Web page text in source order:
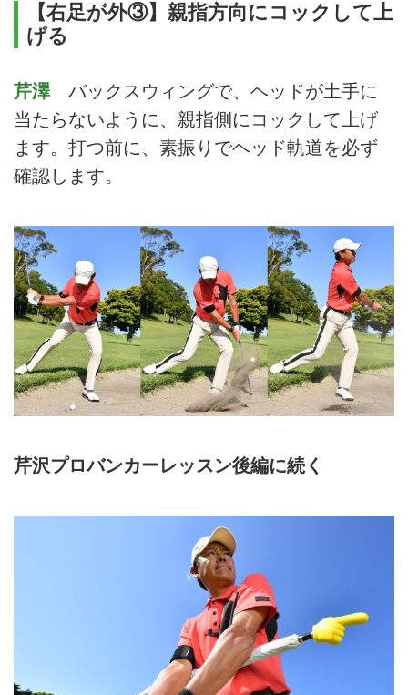
【右足が外③】親指方向にコックして上
げる
芹澤バックスウィングで、ヘッドが土手に
当たらないように、親指側にコックして上げ
ます。打つ前に、素振りでヘッド軌道を必ず
確認します。
芹沢プロバンカーレッスン後編に続く